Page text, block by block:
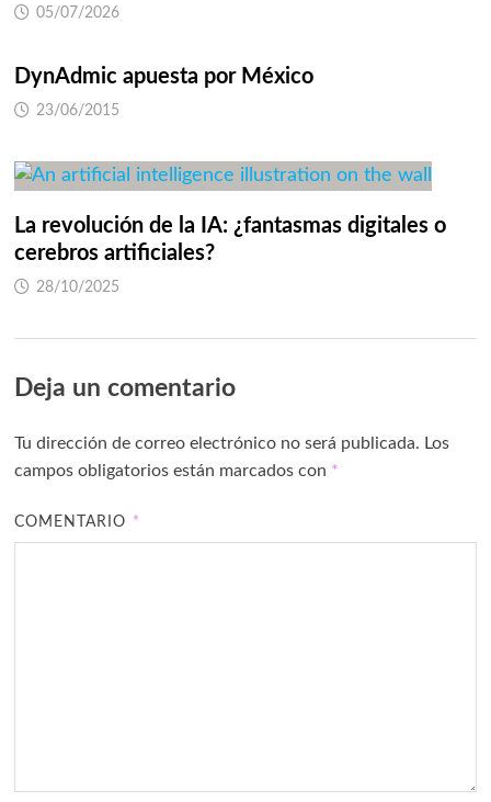
05/07/2026
DynAdmic apuesta por México
23/06/2015
La revolución de la IA: ¿fantasmas digitales o
cerebros artificiales?
28/10/2025
Deja un comentario
Tu dirección de correo electrónico no será publicada. Los
campos obligatorios están marcados con *
COMENTARIO *